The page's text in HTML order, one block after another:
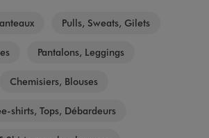
Pulls, Sweats, Gilets
Pantalons, Leggings
Chemisiers, Blouses
shirts, Tops, Débardeurs